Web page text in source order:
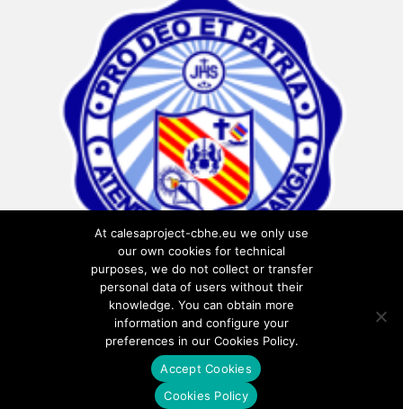
Privacy Policy
At calesaproject-cbhe.eu we only use
our own cookies for technical
purposes, we do not collect or transfer
personal data of users without their
knowledge. You can obtain more
information and configure your
preferences in our Cookies Policy.
Accept Cookies
Cookies Policy